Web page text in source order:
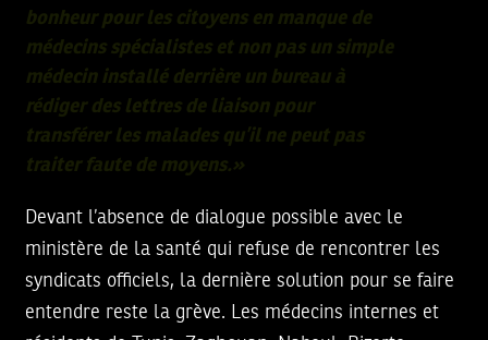
bonheur pour les citoyens en manque de
médecins spécialistes et non pas un simple
médecin installé derrière un bureau à
rédiger des lettres de liaison pour
transférer les malades qu’il ne peut pas
traiter faute de moyens.»
Devant l’absence de dialogue possible avec le
ministère de la santé qui refuse de rencontrer les
syndicats officiels, la dernière solution pour se faire
entendre reste la grève. Les médecins internes et